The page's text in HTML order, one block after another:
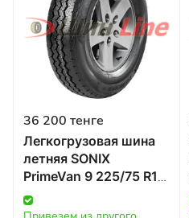
36 200 тенге
Легкогрузовая шина
летняя SONIX
PrimeVan 9 225/75 R16